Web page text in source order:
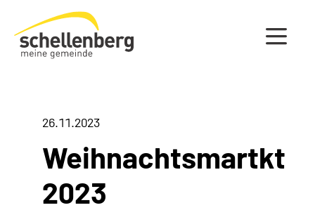
Gemeinde Schellenberg Startseite
26.11.2023
Weihnachtsmartkt
2023